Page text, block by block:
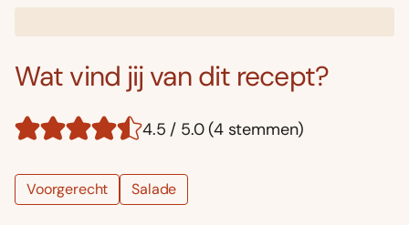
Wat vind jij van dit recept?
4.5 / 5.0 (4 stemmen)
Voorgerecht Salade